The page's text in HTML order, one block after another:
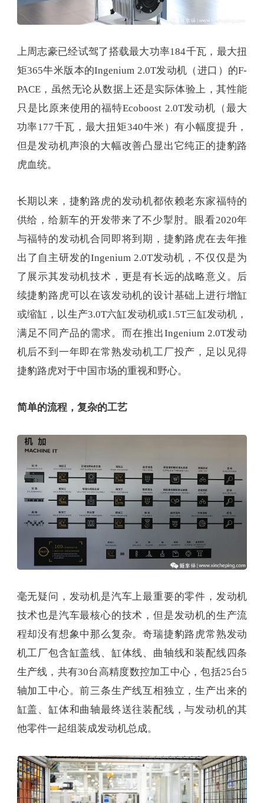
上周志豪已经试驾了搭载最大功率184千瓦，最大扭
矩365牛米版本的Ingenium 2.0T发动机（进口）的F-
PACE，虽然无论从数据上还是实际体验上，其性能
只是比原来使用的福特Ecoboost 2.0T发动机（最大
功率177千瓦，最大扭矩340牛米）有小幅度提升，
但是发动机声浪的大幅改善凸显出它纯正的捷豹路
虎血统。
长期以来，捷豹路虎的发动机都依赖老东家福特的
供给，给新车的开发带来了不少掣肘。眼看2020年
与福特的发动机合同即将到期，捷豹路虎在去年推
出了自主研发的Ingenium 2.0T发动机，不仅仅是为
了展示其发动机技术，更是有长远的战略意义。后
续捷豹路虎可以在该发动机的设计基础上进行增缸
或缩缸，以生产3.0T六缸发动机或1.5T三缸发动机，
满足不同产品的需求。而在推出Ingenium 2.0T发动
机后不到一年即在常熟发动机工厂投产，足以见得
捷豹路虎对于中国市场的重视和野心。
简单的流程，复杂的工艺
毫无疑问，发动机是汽车上最重要的零件，发动机
技术也是汽车最核心的技术，但是发动机的生产流
程却没有想象中那么复杂。奇瑞捷豹路虎常熟发动
机工厂包含缸盖线、缸体线、曲轴线和装配线四条
生产线，共有30台高精度数控加工中心，包括25台5
轴加工中心。前三条生产线互相独立，生产出来的
缸盖、缸体和曲轴最终送往装配线，与发动机的其
他零件一起组装成发动机总成。